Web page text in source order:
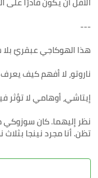
نظر إليهما. كان سوزوكي
تظن. أنا مجرد نينجا بثلاث